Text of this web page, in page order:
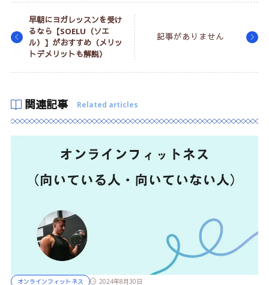
早朝にヨガレッスンを受け
るなら【SOELU（ソエ
ル）】がおすすめ（メリッ
トデメリットも解説）
記事がありません
関連記事 Related articles
オンラインフィットネス 2024年8月30日